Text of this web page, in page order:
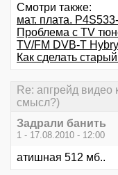
Смотри также:
мат. плата.
Проблема с TV
TV/FM DVB-T
Как сделать
Re: апгрейд видео
смысл?)
Задрали банить
1 - 17.08.2010 - 12:00
атишная 512 мб..